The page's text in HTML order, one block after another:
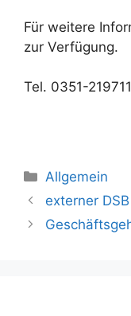
Für weitere
zur Verfügung.
Tel. 0351-
Kategorien
Allgemein
externer DSB